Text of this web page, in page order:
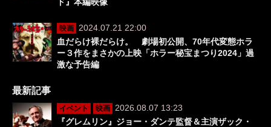
映画
2024.07.21 22:00
血だらけ裸だらけ。 劇場初公開、70年代変態ホラ
ー３作をまさかの上映「ホラー秘宝まつり2024」過
激な予告編
最新記事
イベント 映画
2026.08.07 13:23
『グレムリン』ジョー・ダンテ監督＆主演ザック・